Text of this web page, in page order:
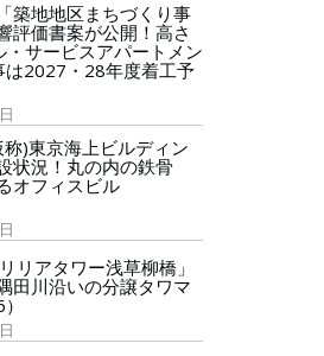
築地地区まちづくり事
評価書案が公開！高さ
サービスアパートメン
は2027・28年度着工予
)東京海上ビルディン
状況！丸の内の鉄骨
オフィスビル
リアタワー浅草柳橋」
田川沿いの分譲タワマ